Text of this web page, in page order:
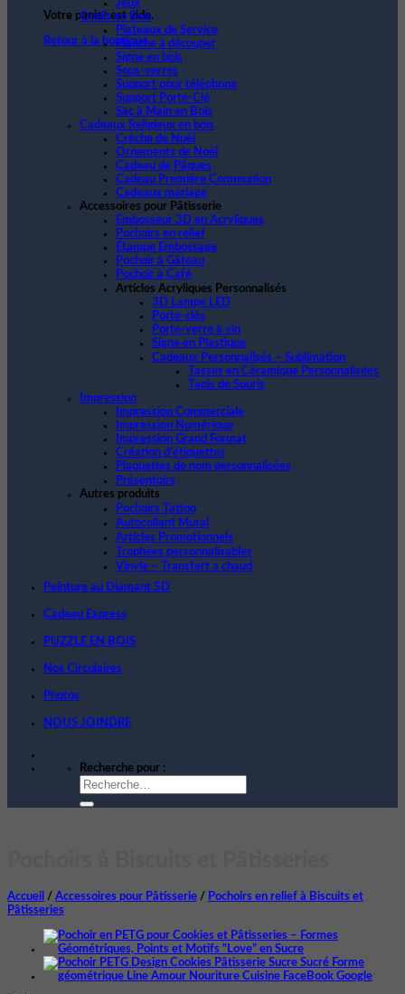
Votre panier est vide.
Retour à la boutique
Jeux
Outils en Bois
Plateaux de Service
Planche à découper
Signe en bois
Sous-verres
Support pour téléphone
Support Porte-Clé
Sac à Main en Bois
Cadeaux Religieux en bois
Crèche de Noël
Ornements de Noël
Cadeau de Pâques
Cadeau Première Communion
Cadeaux mariage
Accessoires pour Pâtisserie
Embosseur 3D en Acryliques
Pochoirs en relief
Étampe Embossage
Pochoir à Gâteau
Pochoir à Café
Articles Acryliques Personnalisés
3D Lampe LED
Porte-clés
Porte-verre à vin
Signe en Plastique
Cadeaux Personnalisés – Sublimation
Tasses en Céramique Personnalisées
Tapis de Souris
Impression
Impression Commerciale
Impression Numérique
Impression Grand Format
Création d’étiquettes
Plaquettes de nom personnalisées
Présentoirs
Autres produits
Pochoirs Tattoo
Autocollant Mural
Articles Promotionnels
Trophées personnalisables
Vinyle – Transfert a chaud
Peinture au Diamant 5D
Cadeau Express
PUZZLE EN BOIS
Nos Circulaires
Photos
NOUS JOINDRE
Recherche pour :
Accueil / Accessoires pour Pâtisserie / Pochoirs en relief à Biscuits et
Pâtisseries